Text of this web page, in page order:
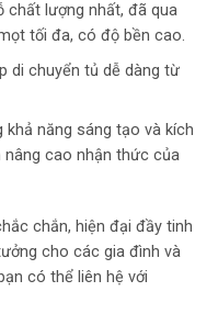
chất lượng nhất, đã qua
tối đa, có độ bền cao.
di chuyển tủ dễ dàng từ
năng sáng tạo và kích
cao nhận thức của
chắn, hiện đại đầy tinh
cho các gia đình và
có thể liên hệ với